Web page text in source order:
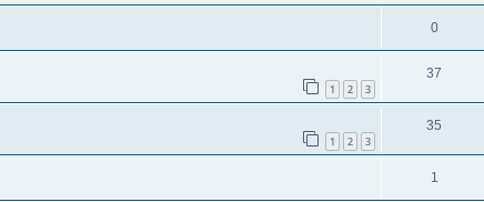
0
1 2 3
37
1 2 3
35
1